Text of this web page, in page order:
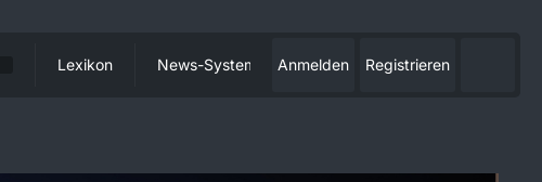
Lexikon News-System Anmelden Registrieren